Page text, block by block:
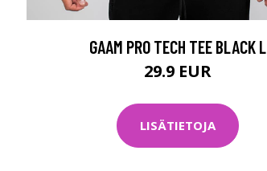
GAAM PRO TECH TEE BLACK L
29.9 EUR
LISÄTIETOJA